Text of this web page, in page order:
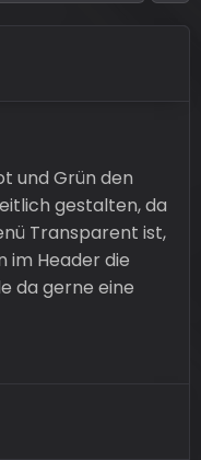
und Grün den
gestalten, da
Transparent ist,
im Header die
da gerne eine